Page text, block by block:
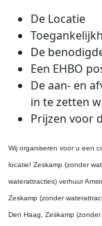
De Locatie
De
Een EHBO
De aan- en
in te zetten
Prijzen voor
Wij organiseren voor u een
locatie! Zeskamp (zonder
waterattracties) verhuur
Zeskamp (zonder
Den Haag, Zeskamp